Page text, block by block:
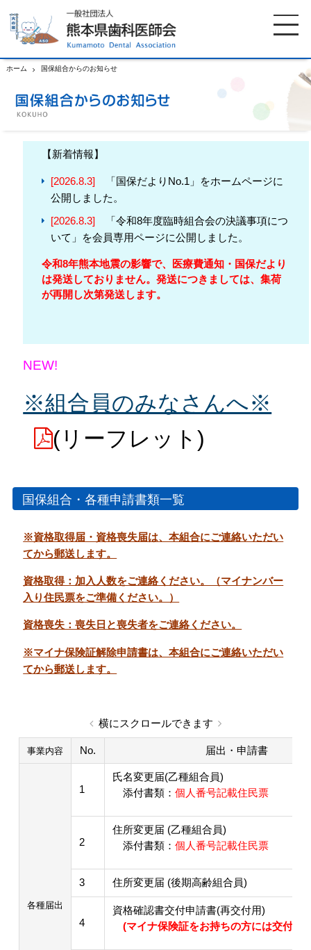
ホーム 国保組合からのお知らせ
【新着情報】
[2026.8.3]
「国保だよりNo.1」をホームページに
公開しました。
[2026.8.3]
「令和8年度臨時組合会の決議事項につ
いて」を会員専用ページに公開しました。
令和8年熊本地震の影響で、医療費通知・国保だより
は発送しておりません。発送につきましては、集荷
が再開し次第発送します。
NEW!
※組合員のみなさんへ※
(リーフレット)
国保組合・各種申請書類一覧
※資格取得届・資格喪失届は、本組合にご連絡いただい
てから郵送します。
資格取得：加入人数をご連絡ください。（マイナンバー
入り住民票をご準備ください。）
資格喪失：喪失日と喪失者をご連絡ください。
※マイナ保険証解除申請書は、本組合にご連絡いただい
てから郵送します。
横にスクロールできます
事業内容 No. 届出・申請書
各種届出
1
氏名変更届(乙種組合員)
添付書類： 個人番号記載住民票
2
住所変更届 (乙種組合員)
添付書類： 個人番号記載住民票
3 住所変更届 (後期高齢組合員)
4
資格確認書交付申請書(再交付用)
(マイナ保険証をお持ちの方には交付で
ホーム 歯科医師会について
歯科医院検索
イベント案内
お知らせ 口腔保健センター
国保組合からのお知らせ 熊本歯科衛生士専門学院
サイトマップ